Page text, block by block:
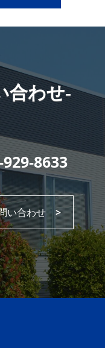
合わせ-
8633
い合わせ